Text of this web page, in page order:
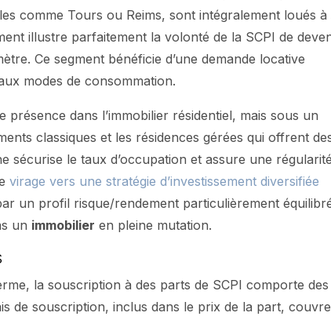
comme Tours ou Reims, sont intégralement loués à
illustre parfaitement la volonté de la SCPI de
Ce segment bénéficie d’une demande locative
modes de consommation.
dans l’immobilier résidentiel, mais sous un
classiques et les résidences gérées qui offrent
sécurise le taux d’occupation et assure une régularité
virage vers une stratégie d’investissement diversifiée
un profil risque/rendement particulièrement
un immobilier en pleine mutation.
la souscription à des parts de SCPI comporte des
de souscription, inclus dans le prix de la part,